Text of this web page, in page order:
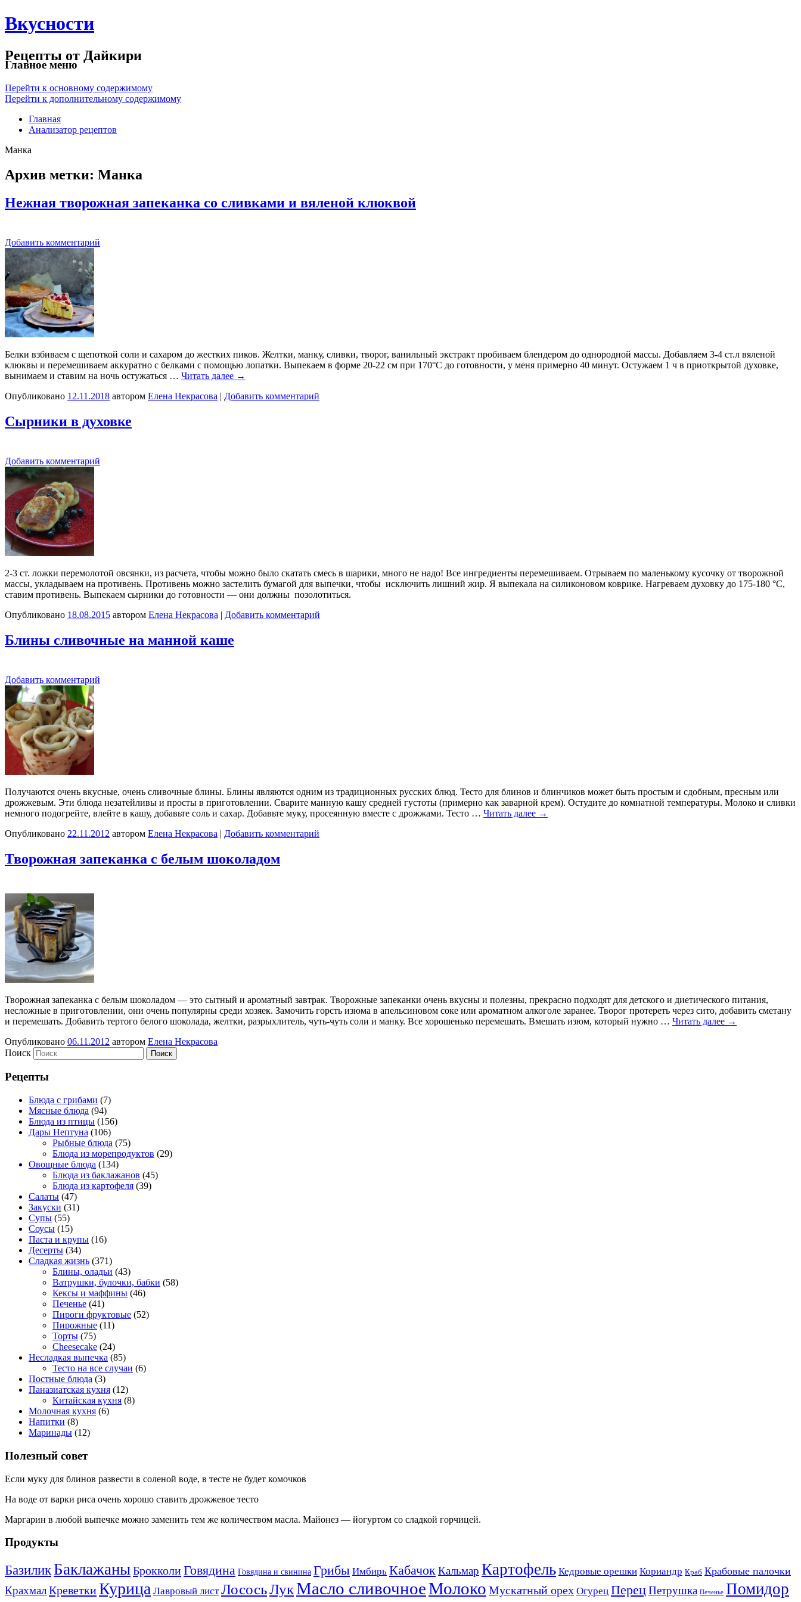
Вкусности
Рецепты от Дайкири
Главное меню
Перейти к основному содержимому
Перейти к дополнительному содержимому
Главная
Анализатор рецептов
Манка
Архив метки: Манка
Нежная творожная запеканка со сливками и вяленой клюквой
Добавить комментарий
Белки взбиваем с щепоткой соли и сахаром до жестких пиков. Желтки, манку, сливки, творог, ванильный экстракт пробиваем блендером до однородной массы. Добавляем 3-4 ст.л вяленой
клюквы и перемешиваем аккуратно с белками с помощью лопатки. Выпекаем в форме 20-22 см при 170°С до готовности, у меня примерно 40 минут. Остужаем 1 ч в приоткрытой духовке,
вынимаем и ставим на ночь остужаться … Читать далее →
Опубликовано 12.11.2018 автором Елена Некрасова | Добавить комментарий
Сырники в духовке
Добавить комментарий
2-3 ст. ложки перемолотой овсянки, из расчета, чтобы можно было скатать смесь в шарики, много не надо! Все ингредиенты перемешиваем. Отрываем по маленькому кусочку от творожной
массы, укладываем на противень. Противень можно застелить бумагой для выпечки, чтобы исключить лишний жир. Я выпекала на силиконовом коврике. Нагреваем духовку до 175-180 °C,
ставим противень. Выпекаем сырники до готовности — они должны позолотиться.
Опубликовано 18.08.2015 автором Елена Некрасова | Добавить комментарий
Блины сливочные на манной каше
Добавить комментарий
Получаются очень вкусные, очень сливочные блины. Блины являются одним из традиционных русских блюд. Тесто для блинов и блинчиков может быть простым и сдобным, пресным или
дрожжевым. Эти блюда незатейливы и просты в приготовлении. Сварите манную кашу средней густоты (примерно как заварной крем). Остудите до комнатной температуры. Молоко и сливки
немного подогрейте, влейте в кашу, добавьте соль и сахар. Добавьте муку, просеянную вместе с дрожжами. Тесто … Читать далее →
Опубликовано 22.11.2012 автором Елена Некрасова | Добавить комментарий
Творожная запеканка с белым шоколадом
Творожная запеканка с белым шоколадом — это сытный и ароматный завтрак. Творожные запеканки очень вкусны и полезны, прекрасно подходят для детского и диетического питания,
несложные в приготовлении, они очень популярны среди хозяек. Замочить горсть изюма в апельсиновом соке или ароматном алкоголе заранее. Творог протереть через сито, добавить сметану
и перемешать. Добавить тертого белого шоколада, желтки, разрыхлитель, чуть-чуть соли и манку. Все хорошенько перемешать. Вмешать изюм, который нужно … Читать далее →
Опубликовано 06.11.2012 автором Елена Некрасова
Поиск
Рецепты
Блюда с грибами (7)
Мясные блюда (94)
Блюда из птицы (156)
Дары Нептуна (106)
Рыбные блюда (75)
Блюда из морепродуктов (29)
Овощные блюда (134)
Блюда из баклажанов (45)
Блюда из картофеля (39)
Салаты (47)
Закуски (31)
Супы (55)
Соусы (15)
Паста и крупы (16)
Десерты (34)
Сладкая жизнь (371)
Блины, оладьи (43)
Ватрушки, булочки, бабки (58)
Кексы и маффины (46)
Печенье (41)
Пироги фруктовые (52)
Пирожные (11)
Торты (75)
Cheesecake (24)
Несладкая выпечка (85)
Тесто на все случаи (6)
Постные блюда (3)
Паназиатская кухня (12)
Китайская кухня (8)
Молочная кухня (6)
Напитки (8)
Маринады (12)
Полезный совет
Если муку для блинов развести в соленой воде, в тесте не будет комочков
На воде от варки риса очень хорошо ставить дрожжевое тесто
Маргарин в любой выпечке можно заменить тем же количеством масла. Майонез — йогуртом со сладкой горчицей.
Продукты
БазиликБаклажаныБрокколиГовядина Говядина и свинина Грибы Имбирь Кабачок Кальмар Картофель Кедровые орешки Кориандр Краб Крабовые палочки
КрахмалКреветкиКурица Лавровый лист ЛососьЛукМасло сливочноеМолоко Мускатный орех Огурец ПерецПетрушка Печенье Помидор